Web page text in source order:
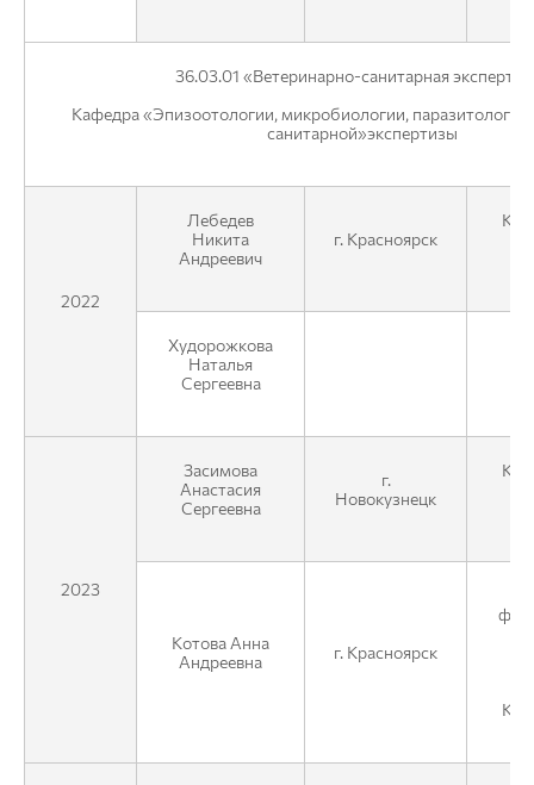
36.03.01 «Ветеринарно-санитарная
Кафедра «Эпизоотологии, микробиологии, паразитологии
санитарной»экспертизы
2022
Лебедев
Никита
Андреевич
г. Красноярск
Худорожкова
Наталья
Сергеевна
2023
Засимова
Анастасия
Сергеевна
г.
Новокузнецк
Котова Анна
Андреевна
г. Красноярск